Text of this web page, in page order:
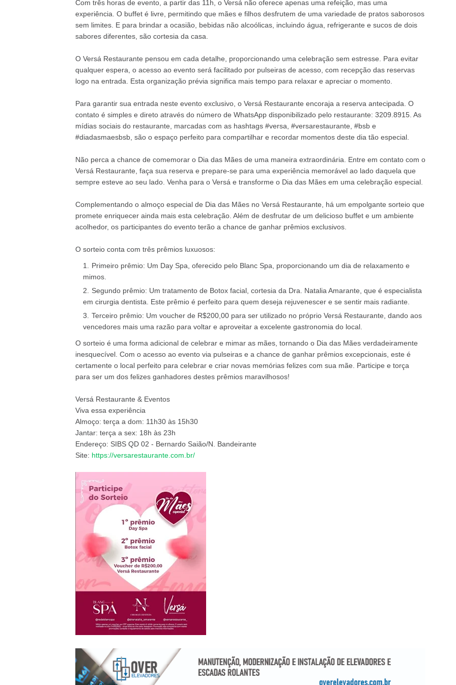
Com três horas de evento, a partir das 11h, o Versá não oferece apenas uma refeição, mas uma
experiência. O buffet é livre, permitindo que mães e filhos desfrutem de uma variedade de pratos saborosos
sem limites. E para brindar a ocasião, bebidas não alcoólicas, incluindo água, refrigerante e sucos de dois
sabores diferentes, são cortesia da casa.
O Versá Restaurante pensou em cada detalhe, proporcionando uma celebração sem estresse. Para evitar
qualquer espera, o acesso ao evento será facilitado por pulseiras de acesso, com recepção das reservas
logo na entrada. Esta organização prévia significa mais tempo para relaxar e apreciar o momento.
Para garantir sua entrada neste evento exclusivo, o Versá Restaurante encoraja a reserva antecipada. O
contato é simples e direto através do número de WhatsApp disponibilizado pelo restaurante: 3209.8915. As
mídias sociais do restaurante, marcadas com as hashtags #versa, #versarestaurante, #bsb e
#diadasmaesbsb, são o espaço perfeito para compartilhar e recordar momentos deste dia tão especial.
Não perca a chance de comemorar o Dia das Mães de uma maneira extraordinária. Entre em contato com o
Versá Restaurante, faça sua reserva e prepare-se para uma experiência memorável ao lado daquela que
sempre esteve ao seu lado. Venha para o Versá e transforme o Dia das Mães em uma celebração especial.
Complementando o almoço especial de Dia das Mães no Versá Restaurante, há um empolgante sorteio que
promete enriquecer ainda mais esta celebração. Além de desfrutar de um delicioso buffet e um ambiente
acolhedor, os participantes do evento terão a chance de ganhar prêmios exclusivos.
O sorteio conta com três prêmios luxuosos:
Primeiro prêmio: Um Day Spa, oferecido pelo Blanc Spa, proporcionando um dia de relaxamento e
mimos.
Segundo prêmio: Um tratamento de Botox facial, cortesia da Dra. Natalia Amarante, que é especialista
em cirurgia dentista. Este prêmio é perfeito para quem deseja rejuvenescer e se sentir mais radiante.
Terceiro prêmio: Um voucher de R$200,00 para ser utilizado no próprio Versá Restaurante, dando aos
vencedores mais uma razão para voltar e aproveitar a excelente gastronomia do local.
O sorteio é uma forma adicional de celebrar e mimar as mães, tornando o Dia das Mães verdadeiramente
inesquecível. Com o acesso ao evento via pulseiras e a chance de ganhar prêmios excepcionais, este é
certamente o local perfeito para celebrar e criar novas memórias felizes com sua mãe. Participe e torça
para ser um dos felizes ganhadores destes prêmios maravilhosos!
Versá Restaurante & Eventos
Viva essa experiência
Almoço: terça a dom: 11h30 às 15h30
Jantar: terça a sex: 18h às 23h
Endereço: SIBS QD 02 - Bernardo Saião/N. Bandeirante
Site: https://versarestaurante.com.br/